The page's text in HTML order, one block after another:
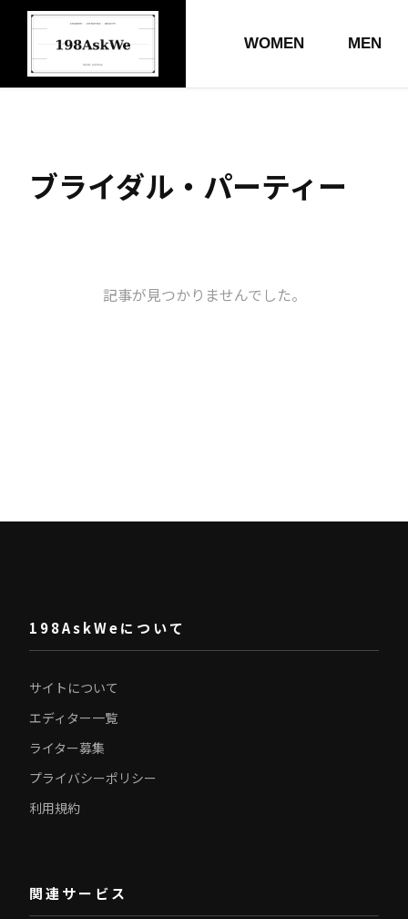
WOMEN MEN
ブライダル・パーティー
記事が見つかりませんでした。
198AskWeについて
サイトについて
エディター一覧
ライター募集
プライバシーポリシー
利用規約
関連サービス